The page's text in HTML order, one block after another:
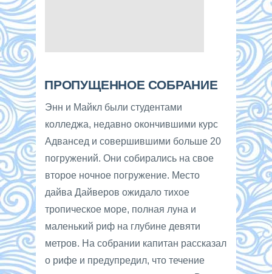
ПРОПУЩЕННОЕ СОБРАНИЕ
Энн и Майкл были студентами
колледжа, недавно окончившими курс
Адвансед и совершившими больше 20
погружений. Они собирались на свое
второе ночное погружение. Место
дайва Дайверов ожидало тихое
тропическое море, полная луна и
маленький риф на глубине девяти
метров. На собрании капитан рассказал
о рифе и предупредил, что течение